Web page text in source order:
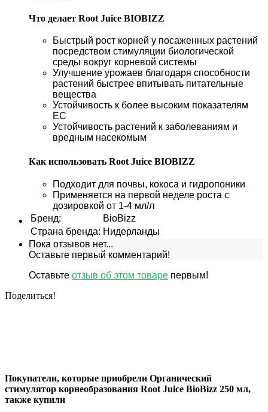
Что делает Root Juice BIOBIZZ
Быстрый рост корней у посаженных растений
посредством стимуляции биологической
среды вокруг корневой системы
Улучшение урожаев благодаря способности
растений быстрее впитывать питательные
вещества
Устойчивость к более высоким показателям
ЕС
Устойчивость растений к заболеваниям и
вредным насекомым
Как использовать Root Juice BIOBIZZ
Подходит для почвы, кокоса и гидропоники
Применяется на первой неделе роста с
дозировкой от 1-4 мл/л
Бренд:
BioBizz
Страна бренда: Нидерланды
Пока отзывов нет...
Оставьте первый комментарий!
Оставьте отзыв об этом товаре первым!
Поделиться!
Покупатели, которые приобрели Органический
стимулятор корнеобразования Root Juice BioBizz 250 мл,
также купили